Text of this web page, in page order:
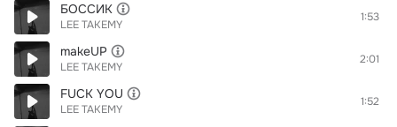
БОССИК
LEE TAKEMY
1:53
makeUP
LEE TAKEMY
2:01
FUCK YOU
LEE TAKEMY
1:52